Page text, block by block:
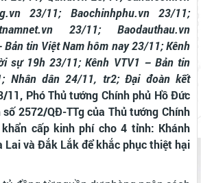
23/11; Baochinhphu.vn 23/11;
23/11; Baodauthau.vn
tin Việt Nam hôm nay 23/11; Kênh
sự 19h 23/11; Kênh VTV1 – Bản tin
Nhân dân 24/11, tr2; Đại đoàn kết
11, Phó Thủ tướng Chính phủ Hồ Đức
2572/QĐ-TTg của Thủ tướng Chính
cấp kinh phí cho 4 tỉnh: Khánh
Lai và Đắk Lắk để khắc phục thiệt hại